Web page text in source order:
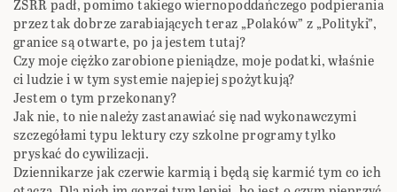
ZSRR padł, pomimo takiego wiernopoddańczego podpierania
przez tak dobrze zarabiających teraz „Polaków” z „Polityki”,
granice są otwarte, po ja jestem tutaj?
Czy moje ciężko zarobione pieniądze, moje podatki, właśnie
ci ludzie i w tym systemie najepiej spożytkują?
Jestem o tym przekonany?
Jak nie, to nie należy zastanawiać się nad wykonawczymi
szczegółami typu lektury czy szkolne programy tylko
pryskać do cywilizacji.
Dziennikarze jak czerwie karmią i będą się karmić tym co ich